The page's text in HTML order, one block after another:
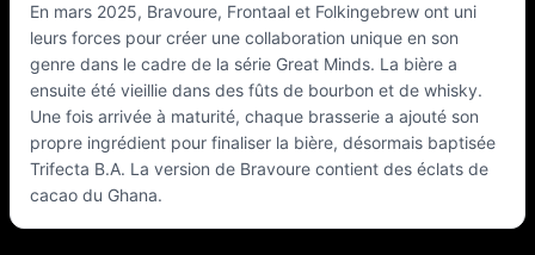
En mars 2025, Bravoure, Frontaal et Folkingebrew ont uni
leurs forces pour créer une collaboration unique en son
genre dans le cadre de la série Great Minds. La bière a
ensuite été vieillie dans des fûts de bourbon et de whisky.
Une fois arrivée à maturité, chaque brasserie a ajouté son
propre ingrédient pour finaliser la bière, désormais baptisée
Trifecta B.A. La version de Bravoure contient des éclats de
cacao du Ghana.